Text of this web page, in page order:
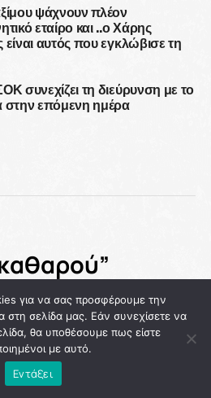
ψάχνουν πλέον
εταίρο και ..ο Χάρης
αυτός που εγκλώβισε τη
συνεχίζει τη διεύρυνση με το
στην επόμενη ημέρα
Το
νίκης του
στην Αθήνα
08/2026
για να σας προσφέρουμε την
στη σελίδα μας. Εάν συνεχίσετε να
θα υποθέσουμε πως είστε
με αυτό.
Εντάξει